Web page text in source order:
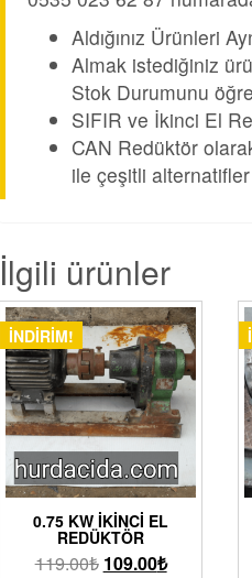
Aldığınız Ürünleri
Almak istediğiniz
Stok Durumunu
SIFIR ve İkinci El
CAN Redüktör
ile çeşitli
İlgili ürünler
İNDIRIM!
0.75 KW İKINCI EL
REDÜKTÖR
119.00₺ 109.00₺